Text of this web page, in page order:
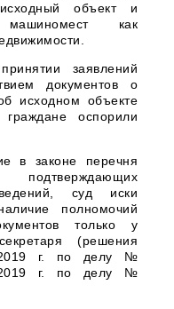
объект и
как
заявлений
документов о
исходном объекте
оспорили
в законе перечня
подтверждающих
суд иски
полномочий
только у
(решения
г. по делу №
г. по делу №